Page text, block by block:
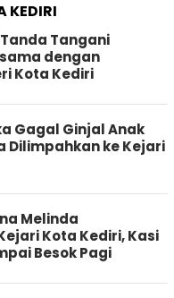
KEDIRI
Tangani
dengan
Kota Kediri
Gagal Ginjal Anak
Dilimpahkan ke Kejari
Melinda
Kota Kediri, Kasi
Besok Pagi